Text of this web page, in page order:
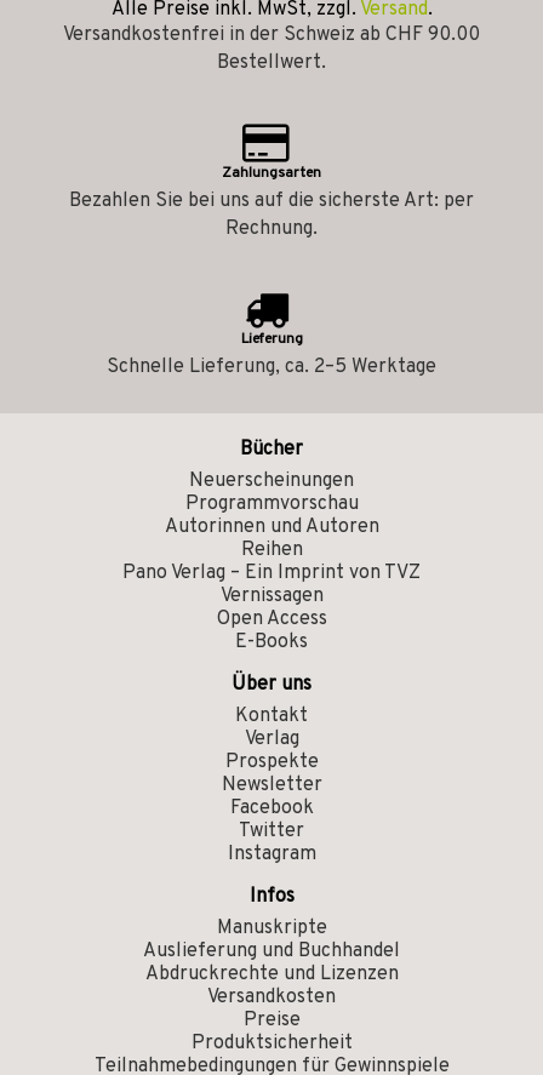
Alle Preise inkl. MwSt, zzgl. Versand.
Versandkostenfrei in der Schweiz ab CHF 90.00
Bestellwert.
Zahlungsarten
Bezahlen Sie bei uns auf die sicherste Art: per
Rechnung.
Lieferung
Schnelle Lieferung, ca. 2–5 Werktage
Bücher
Neuerscheinungen
Programmvorschau
Autorinnen und Autoren
Reihen
Pano Verlag – Ein Imprint von TVZ
Vernissagen
Open Access
E-Books
Über uns
Kontakt
Verlag
Prospekte
Newsletter
Facebook
Twitter
Instagram
Infos
Manuskripte
Auslieferung und Buchhandel
Abdruckrechte und Lizenzen
Versandkosten
Preise
Produktsicherheit
Teilnahmebedingungen für Gewinnspiele